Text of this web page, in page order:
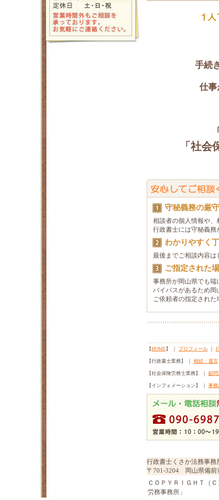
手続
仕事
「社
守秘義務の厳
相談者の個人情報や、
行政書士には守秘義務
わかりやすく
最後までご相談内容は
ご指定された
事務所が岡山県でも端
バイパスがあるため岡
ご依頼者の指定された
【HOME】 ｜ プロフィール ｜
【行政書士業務】 ｜ 相続・遺言
【社会保険労務士業務】 ｜ 顧
【インフォメーション】 ｜ 事務
行政書士くさか法務事
〒701-3204 岡山県備前
ＣＯＰＹＲＩＧＨＴ（
労務事務所」